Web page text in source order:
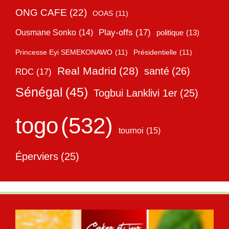
ONG CAFE (22) OOAS (11)
Ousmane Sonko (14) Play-offs (17) politique (13)
Princesse Eyi SEMEKONAWO (11) Présidentielle (11)
RDC (17) Real Madrid (28) santé (26)
Sénégal (45) Togbui Lanklivi 1er (25)
togo(532) tournoi (15)
Éperviers (25)